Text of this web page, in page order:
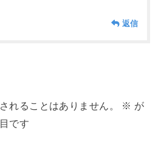
返信
れることはありません。 ※ が
です